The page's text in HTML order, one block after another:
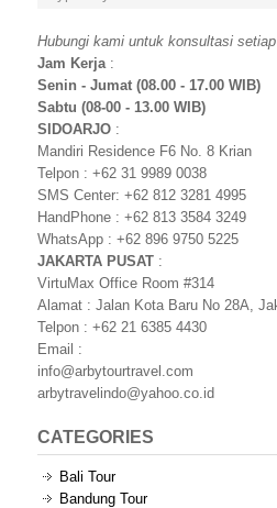
Hubungi kami untuk konsultasi
Jam Kerja:
Senin - Jumat (08.00 - 17.00 WIB)
Sabtu (08-00 - 13.00 WIB)
SIDOARJO :
Mandiri Residence F6 No. 8 Krian
Telpon : +62 31 9989 0038
SMS Center: +62 812 3281 4995
HandPhone : +62 813 3584 3249
WhatsApp : +62 896 9750 5225
JAKARTA PUSAT :
VirtuMax Office Room #314
Alamat : Jalan Kota Baru No 28A,
Telpon : +62 21 6385 4430
Email :
info@arbytourtravel.com
arbytravelindo@yahoo.co.id
CATEGORIES
Bali Tour
Bandung Tour